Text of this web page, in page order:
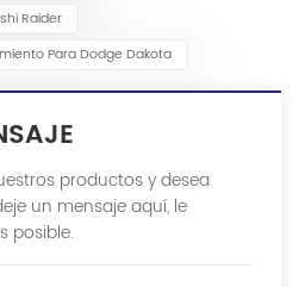
Raider
Para Dodge Dakota
productos y desea
un mensaje aquí, le
posible.